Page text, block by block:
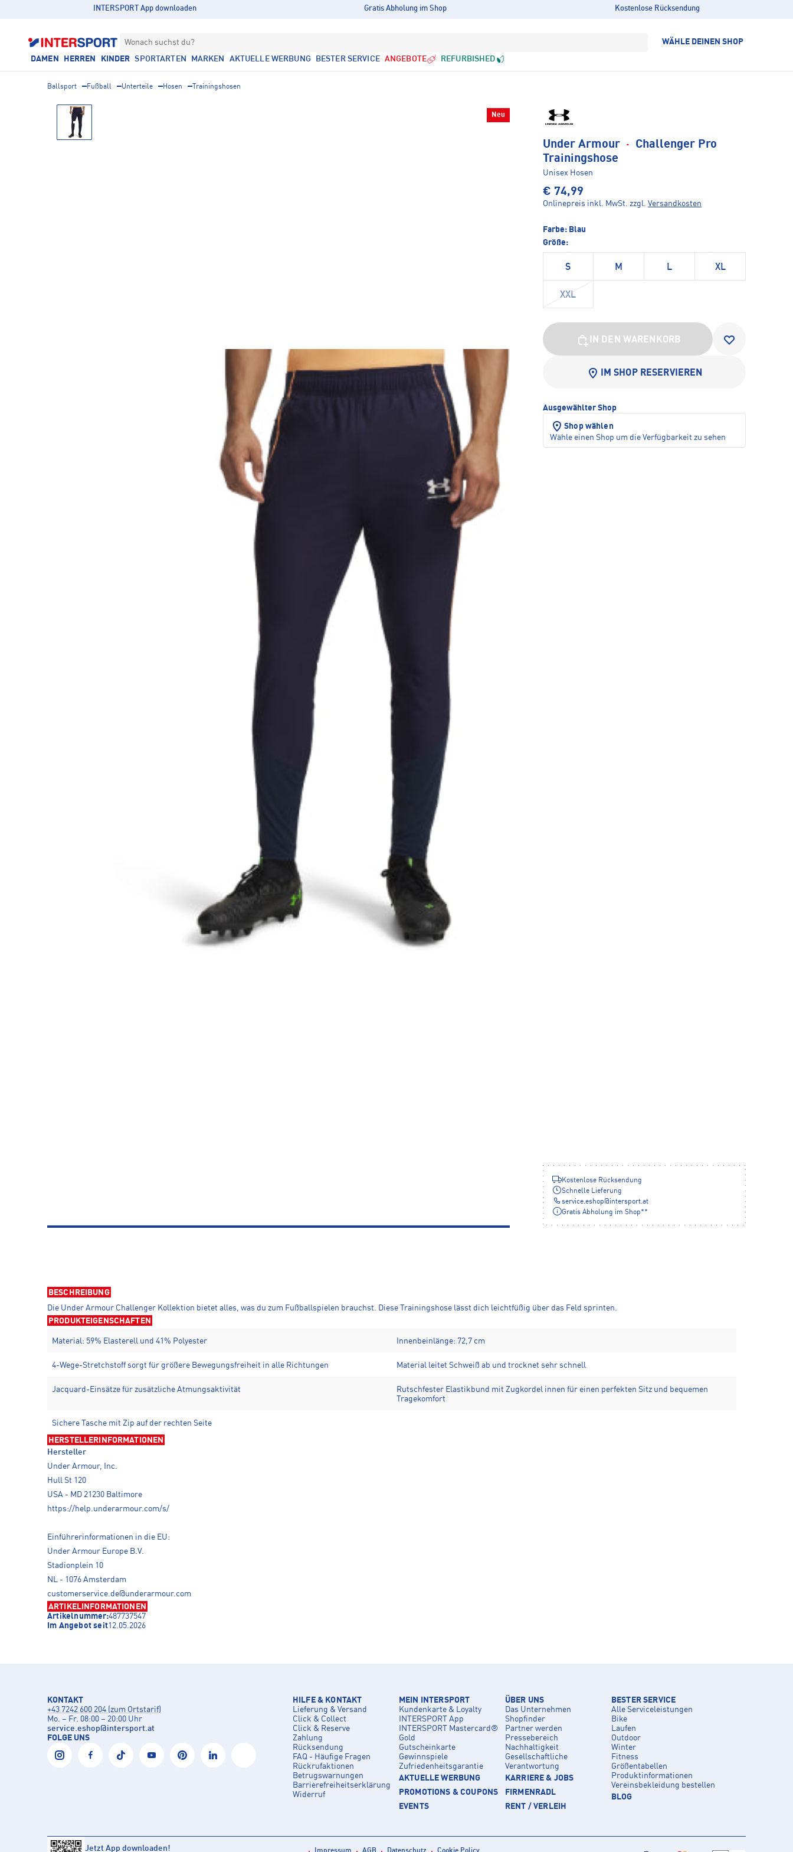
INTERSPORT App downloaden Gratis Abholung im Shop Kostenlose Rücksendung
Wonach suchst du? WÄHLE DEINEN SHOP
DAMEN HERREN KINDER SPORTARTEN MARKEN AKTUELLE WERBUNG BESTER SERVICE ANGEBOTE REFURBISHED
Ballsport Fußball Unterteile Hosen Trainingshosen
Neu
Under Armour · Challenger Pro
Trainingshose
Unisex Hosen
€ 74,99
Onlinepreis inkl. MwSt. zzgl. Versandkosten
Farbe: Blau
Größe:
S M L XL
XXL
IN DEN WARENKORB
IM SHOP RESERVIEREN
Ausgewählter Shop
Shop wählen
Wähle einen Shop um die Verfügbarkeit zu sehen
Kostenlose Rücksendung
Schnelle Lieferung
service.eshop@intersport.at
Gratis Abholung im Shop**
BESCHREIBUNG
Die Under Armour Challenger Kollektion bietet alles, was du zum Fußballspielen brauchst. Diese Trainingshose lässt dich leichtfüßig über das Feld sprinten.
PRODUKTEIGENSCHAFTEN
Material: 59% Elasterell und 41% Polyester Innenbeinlänge: 72,7 cm
4-Wege-Stretchstoff sorgt für größere Bewegungsfreiheit in alle Richtungen Material leitet Schweiß ab und trocknet sehr schnell
Jacquard-Einsätze für zusätzliche Atmungsaktivität
Rutschfester Elastikbund mit Zugkordel innen für einen perfekten Sitz und bequemen
Tragekomfort
Sichere Tasche mit Zip auf der rechten Seite
HERSTELLERINFORMATIONEN
Hersteller
Under Armour, Inc.
Hull St 120
USA - MD 21230 Baltimore
https://help.underarmour.com/s/
Einführerinformationen in die EU:
Under Armour Europe B.V.
Stadionplein 10
NL - 1076 Amsterdam
customerservice.de@underarmour.com
ARTIKELINFORMATIONEN
Artikelnummer:487737547
Im Angebot seit12.05.2026
KONTAKT
+43 7242 600 204 (zum Ortstarif)
Mo. – Fr. 08:00 – 20:00 Uhr
service.eshop@intersport.at
FOLGE UNS
HILFE & KONTAKT
Lieferung & Versand
Click & Collect
Click & Reserve
Zahlung
Rücksendung
FAQ - Häufige Fragen
Rückrufaktionen
Betrugswarnungen
Barrierefreiheitserklärung
Widerruf
MEIN INTERSPORT
Kundenkarte & Loyalty
INTERSPORT App
INTERSPORT Mastercard®
Gold
Gutscheinkarte
Gewinnspiele
Zufriedenheitsgarantie
AKTUELLE WERBUNG
PROMOTIONS & COUPONS
EVENTS
ÜBER UNS
Das Unternehmen
Shopfinder
Partner werden
Pressebereich
Nachhaltigkeit
Gesellschaftliche
Verantwortung
KARRIERE & JOBS
FIRMENRADL
RENT / VERLEIH
BESTER SERVICE
Alle Serviceleistungen
Bike
Laufen
Outdoor
Winter
Fitness
Größentabellen
Produktinformationen
Vereinsbekleidung bestellen
BLOG
Jetzt App downloaden!